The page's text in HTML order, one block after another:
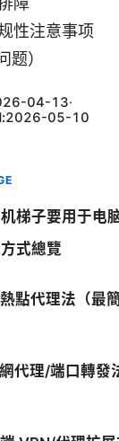
性注意事项
题）
04-13·
2026-05-10
梯子要用于电
式總覽
點代理法（最
代理/端口轉發